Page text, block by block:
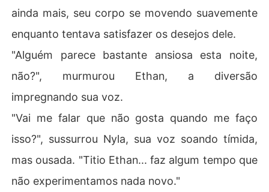
ainda mais, seu corpo se movendo suavemente
enquanto tentava satisfazer os desejos dele.
"Alguém parece bastante ansiosa esta noite,
não?", murmurou Ethan, a diversão
impregnando sua voz.
"Vai me falar que não gosta quando me faço
isso?", sussurrou Nyla, sua voz soando tímida,
mas ousada. "Titio Ethan... faz algum tempo que
não experimentamos nada novo."